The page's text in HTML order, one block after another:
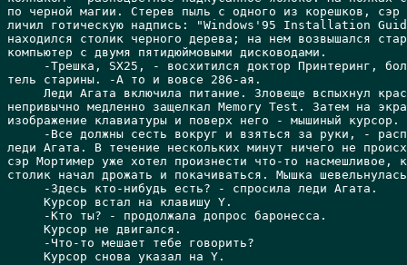
по черной магии. Стерев пыль с одного из корешков, сэр
личил готическую надпись: "Windows'95 Installation
находился столик черного дерева; на нем возвышался
компьютер с двумя пятидюймовыми дисководами.
-Трешка, SX25, - восхитился доктор Принтеринг,
тель старины. -А то и вовсе 286-ая.
Леди Агата включила питание. Зловеще вспыхнул
непривычно медленно защелкал Memory Test. Затем на
изображение клавиатуры и поверх него - мышиный курсор.
-Все должны сесть вокруг и взяться за руки, -
леди Агата. В течение нескольких минут ничего не
сэр Мортимер уже хотел произнести что-то насмешливое,
столик начал дрожать и покачиваться. Мышка
     -Здесь кто-нибудь есть? - спросила леди Агата.
     Курсор встал на клавишу Y.
     -Кто ты? - продолжала допрос баронесса.
     Курсор не двигался.
     -Что-то мешает тебе говорить?
     Курсор снова указал на Y.